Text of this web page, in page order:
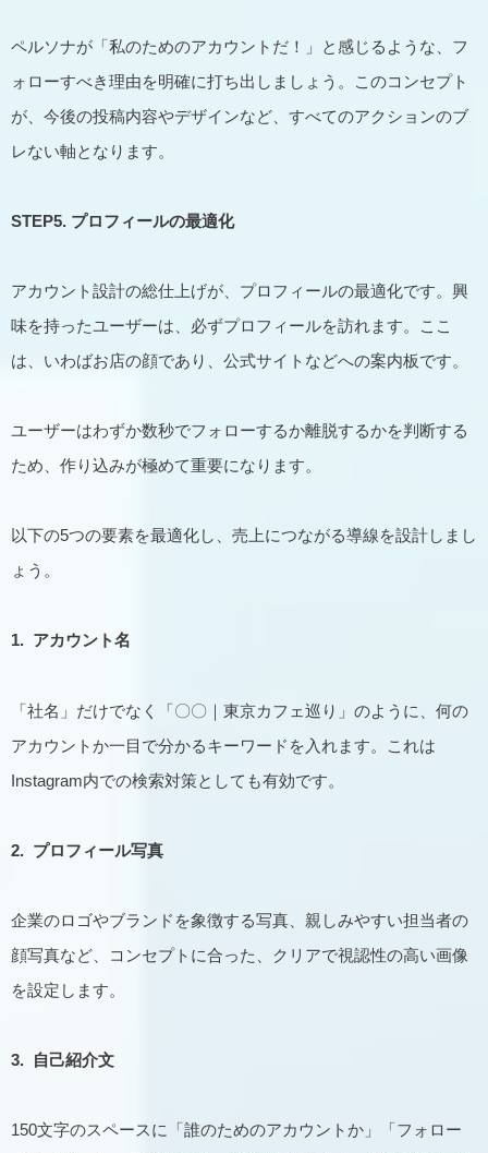
ペルソナが「私のためのアカウントだ！」と感じるような、フ
ォローすべき理由を明確に打ち出しましょう。このコンセプト
が、今後の投稿内容やデザインなど、すべてのアクションのブ
レない軸となります。
STEP5. プロフィールの最適化
アカウント設計の総仕上げが、プロフィールの最適化です。興
味を持ったユーザーは、必ずプロフィールを訪れます。ここ
は、いわばお店の顔であり、公式サイトなどへの案内板です。
ユーザーはわずか数秒でフォローするか離脱するかを判断する
ため、作り込みが極めて重要になります。
以下の5つの要素を最適化し、売上につながる導線を設計しまし
ょう。
1. アカウント名
「社名」だけでなく「〇〇｜東京カフェ巡り」のように、何の
アカウントか一目で分かるキーワードを入れます。これは
Instagram内での検索対策としても有効です。
2. プロフィール写真
企業のロゴやブランドを象徴する写真、親しみやすい担当者の
顔写真など、コンセプトに合った、クリアで視認性の高い画像
を設定します。
3. 自己紹介文
150文字のスペースに「誰のためのアカウントか」「フォロー